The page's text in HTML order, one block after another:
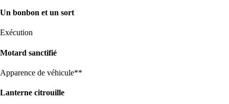
Un bonbon et un sort
Exécution
Motard sanctifié
Apparence de véhicule**
Lanterne citrouille